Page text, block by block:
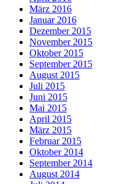
März 2016
Januar 2016
Dezember 2015
November 2015
Oktober 2015
September 2015
August 2015
Juli 2015
Juni 2015
Mai 2015
April 2015
März 2015
Februar 2015
Oktober 2014
September 2014
August 2014